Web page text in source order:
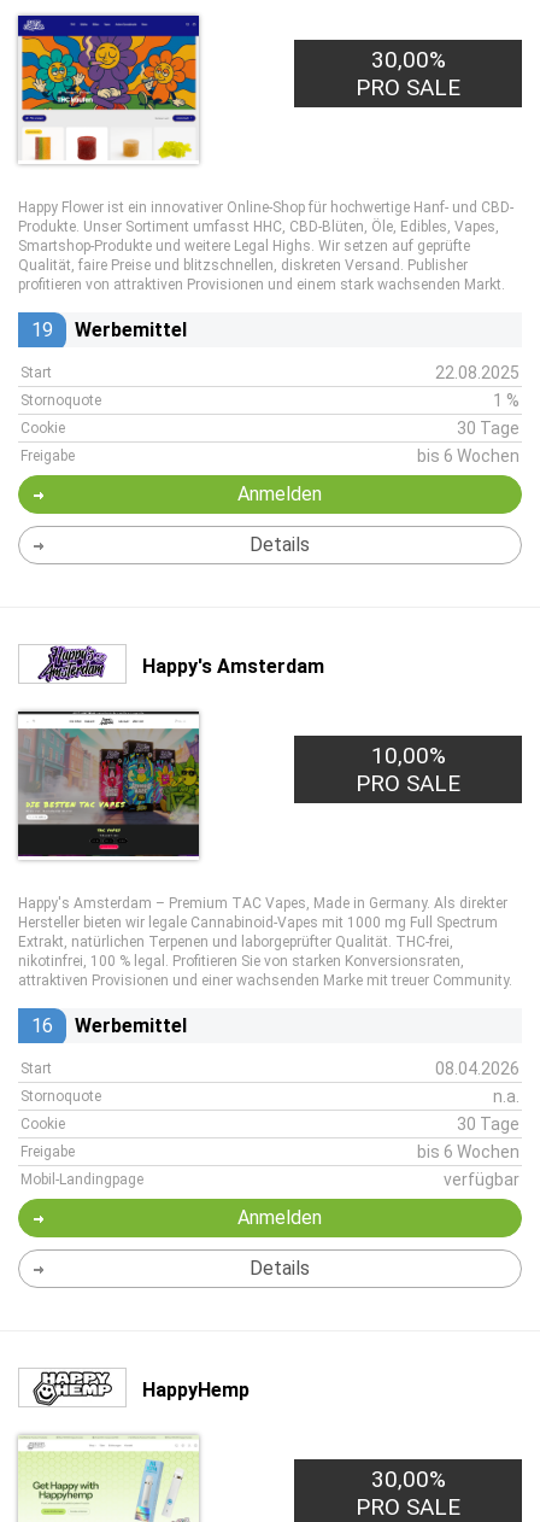
30,00%
PRO SALE
Happy Flower ist ein innovativer Online-Shop für hochwertige Hanf- und CBD-
Produkte. Unser Sortiment umfasst HHC, CBD-Blüten, Öle, Edibles, Vapes,
Smartshop-Produkte und weitere Legal Highs. Wir setzen auf geprüfte
Qualität, faire Preise und blitzschnellen, diskreten Versand. Publisher
profitieren von attraktiven Provisionen und einem stark wachsenden Markt.
19 Werbemittel
Start 22.08.2025
Stornoquote 1 %
Cookie 30 Tage
Freigabe bis 6 Wochen
Anmelden
Details
Happy's Amsterdam
5,00€
PRO LEAD
10,00%
PRO SALE
Happy's Amsterdam – Premium TAC Vapes, Made in Germany. Als direkter
Hersteller bieten wir legale Cannabinoid-Vapes mit 1000 mg Full Spectrum
Extrakt, natürlichen Terpenen und laborgeprüfter Qualität. THC-frei,
nikotinfrei, 100 % legal. Profitieren Sie von starken Konversionsraten,
attraktiven Provisionen und einer wachsenden Marke mit treuer Community.
16 Werbemittel
Start 08.04.2026
Stornoquote n.a.
Cookie 30 Tage
Freigabe bis 6 Wochen
Mobil-Landingpage verfügbar
Anmelden
Details
HappyHemp
30,00%
PRO SALE